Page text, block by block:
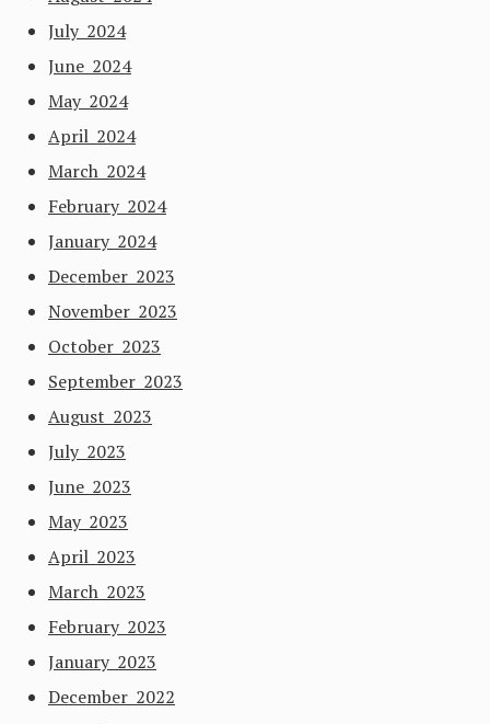
July 2024
June 2024
May 2024
April 2024
March 2024
February 2024
January 2024
December 2023
November 2023
October 2023
September 2023
August 2023
July 2023
June 2023
May 2023
April 2023
March 2023
February 2023
January 2023
December 2022